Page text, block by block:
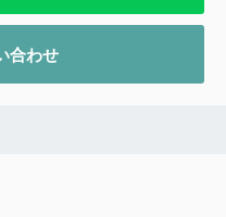
合わせ